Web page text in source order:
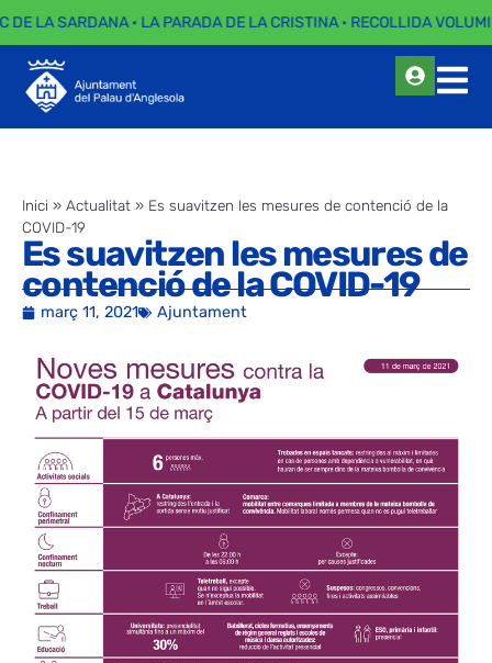
DE LA SARDANA · LA PARADA DE LA CRISTINA · RECOLLIDA
Inici » Actualitat » Es suavitzen les mesures de contenció de la
COVID-19
Es suavitzen les mesures de
contenció de la COVID-19
març 11, 2021 Ajuntament